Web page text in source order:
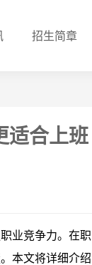
招生简章
适合上班
业竞争力。在职
本文将详细介绍